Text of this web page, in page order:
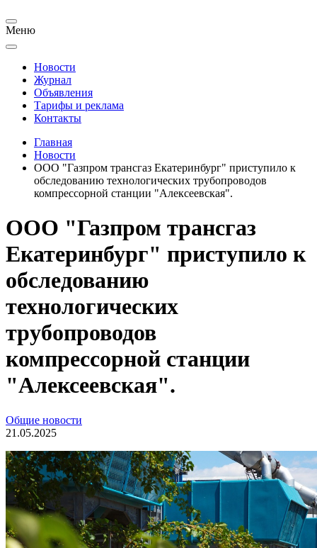
Меню
Новости
Журнал
Объявления
Тарифы и реклама
Контакты
Главная
Новости
ООО "Газпром трансгаз Екатеринбург" приступило к
обследованию технологических трубопроводов
компрессорной станции "Алексеевская".
ООО "Газпром трансгаз
Екатеринбург" приступило к
обследованию
технологических
трубопроводов
компрессорной станции
"Алексеевская".
Общие новости
21.05.2025